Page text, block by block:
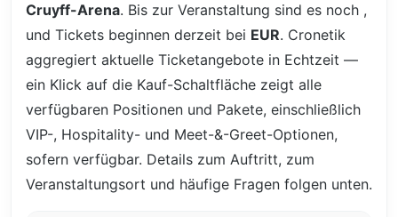
Cruyff-Arena. Bis zur Veranstaltung sind es noch ,
und Tickets beginnen derzeit bei EUR. Cronetik
aggregiert aktuelle Ticketangebote in Echtzeit —
ein Klick auf die Kauf-Schaltfläche zeigt alle
verfügbaren Positionen und Pakete, einschließlich
VIP-, Hospitality- und Meet-&-Greet-Optionen,
sofern verfügbar. Details zum Auftritt, zum
Veranstaltungsort und häufige Fragen folgen unten.